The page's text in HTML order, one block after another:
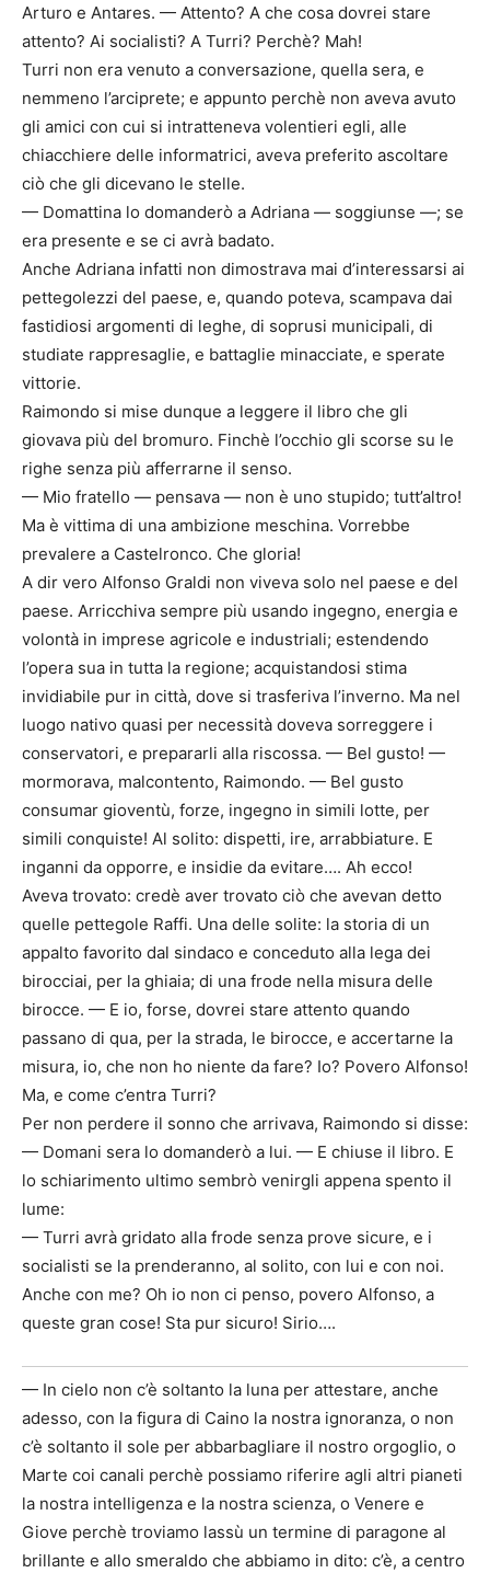
Arturo e Antares. — Attento? A che cosa dovrei stare
attento? Ai socialisti? A Turri? Perchè? Mah!
Turri non era venuto a conversazione, quella sera, e
nemmeno l’arciprete; e appunto perchè non aveva avuto
gli amici con cui si intratteneva volentieri egli, alle
chiacchiere delle informatrici, aveva preferito ascoltare
ciò che gli dicevano le stelle.
— Domattina lo domanderò a Adriana — soggiunse —; se
era presente e se ci avrà badato.
Anche Adriana infatti non dimostrava mai d’interessarsi ai
pettegolezzi del paese, e, quando poteva, scampava dai
fastidiosi argomenti di leghe, di soprusi municipali, di
studiate rappresaglie, e battaglie minacciate, e sperate
vittorie.
Raimondo si mise dunque a leggere il libro che gli
giovava più del bromuro. Finchè l’occhio gli scorse su le
righe senza più afferrarne il senso.
— Mio fratello — pensava — non è uno stupido; tutt’altro!
Ma è vittima di una ambizione meschina. Vorrebbe
prevalere a Castelronco. Che gloria!
A dir vero Alfonso Graldi non viveva solo nel paese e del
paese. Arricchiva sempre più usando ingegno, energia e
volontà in imprese agricole e industriali; estendendo
l’opera sua in tutta la regione; acquistandosi stima
invidiabile pur in città, dove si trasferiva l’inverno. Ma nel
luogo nativo quasi per necessità doveva sorreggere i
conservatori, e prepararli alla riscossa. — Bel gusto! —
mormorava, malcontento, Raimondo. — Bel gusto
consumar gioventù, forze, ingegno in simili lotte, per
simili conquiste! Al solito: dispetti, ire, arrabbiature. E
inganni da opporre, e insidie da evitare…. Ah ecco!
Aveva trovato: credè aver trovato ciò che avevan detto
quelle pettegole Raffi. Una delle solite: la storia di un
appalto favorito dal sindaco e conceduto alla lega dei
birocciai, per la ghiaia; di una frode nella misura delle
birocce. — E io, forse, dovrei stare attento quando
passano di qua, per la strada, le birocce, e accertarne la
misura, io, che non ho niente da fare? Io? Povero Alfonso!
Ma, e come c’entra Turri?
Per non perdere il sonno che arrivava, Raimondo si disse:
— Domani sera lo domanderò a lui. — E chiuse il libro. E
lo schiarimento ultimo sembrò venirgli appena spento il
lume:
— Turri avrà gridato alla frode senza prove sicure, e i
socialisti se la prenderanno, al solito, con lui e con noi.
Anche con me? Oh io non ci penso, povero Alfonso, a
queste gran cose! Sta pur sicuro! Sirio….
— In cielo non c’è soltanto la luna per attestare, anche
adesso, con la figura di Caino la nostra ignoranza, o non
c’è soltanto il sole per abbarbagliare il nostro orgoglio, o
Marte coi canali perchè possiamo riferire agli altri pianeti
la nostra intelligenza e la nostra scienza, o Venere e
Giove perchè troviamo lassù un termine di paragone al
brillante e allo smeraldo che abbiamo in dito: c’è, a centro